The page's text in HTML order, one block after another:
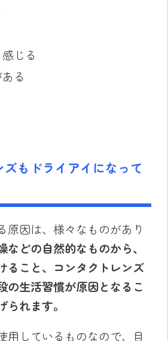
じる
る
ズもドライアイになって
原因は、様々なものがあり
などの自然的なものから、
ること、コンタクトレンズ
の生活習慣が原因となるこ
られます。
用しているものなので、目